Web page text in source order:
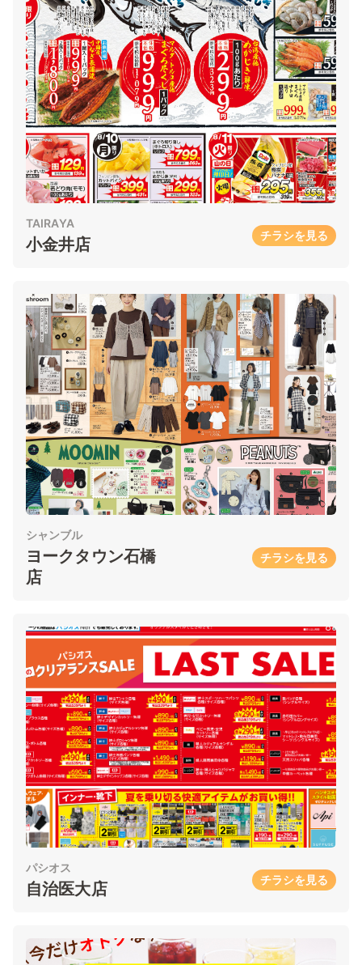
TAIRAYA
小金井店 チラシを見る
シャンブル
ヨークタウン石橋
店
チラシを見る
パシオス
自治医大店 チラシを見る